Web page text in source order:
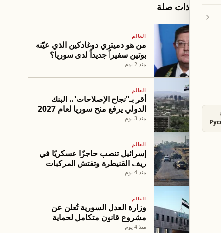
مقالات ذات صلة
العالم
من هو دميتري دوغادكين الذي عيّنه
بوتين سفيراً جديداً لدى سوريا؟
منذ 2 يوم
العالم
أقر بـ"نجاح الإصلاحات".. البنك
الدولي يرفع منح سوريا لعام 2027
منذ 3 يوم
العالم
إسرائيل تنصب حاجزًا عسكريًا في
ريف القنيطرة وتفتش المركبات
والمارة
منذ 4 يوم
العالم
وزارة العدل السورية تُعلن عن
مشروع قانون متكامل لحماية
الطفولة
منذ 4 يوم